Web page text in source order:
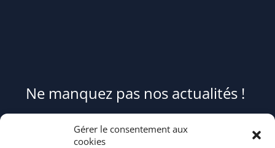
Gérer le consentement aux
cookies
Ne manquez pas nos actualités !
conseils et astuces pour mieux trier et réduire vos déchets,